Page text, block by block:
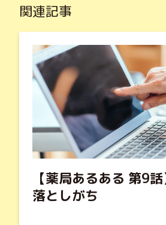
関連記事
【薬局あるある 第9
落としがち